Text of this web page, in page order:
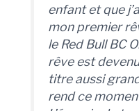
enfant et que
mon premier
le Red Bull BC
rêve est
titre aussi
rend ce